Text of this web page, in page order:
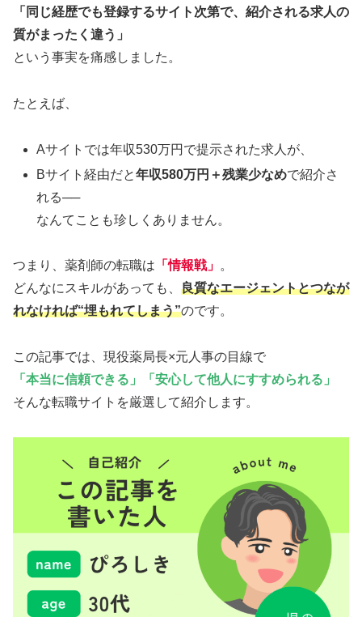
「同じ経歴でも登録するサイト次第で、紹介される求人の
質がまったく違う」
という事実を痛感しました。
たとえば、
Aサイトでは年収530万円で提示された求人が、
Bサイト経由だと年収580万円＋残業少なめで紹介さ
れる──
なんてことも珍しくありません。
つまり、薬剤師の転職は 「情報戦」 。
どんなにスキルがあっても、 良質なエージェントとつなが
れなければ“埋もれてしまう”のです。
この記事では、現役薬局長×元人事の目線で
「本当に信頼できる」「安心して他人にすすめられる」
そんな転職サイトを厳選して紹介します。